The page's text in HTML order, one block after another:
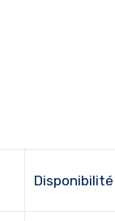
Disponibilité